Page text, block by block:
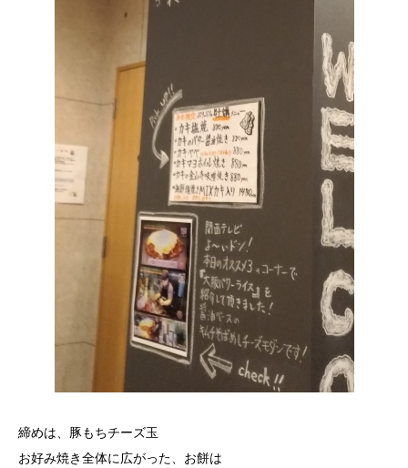
締めは、豚もちチーズ玉
お好み焼き全体に広がった、お餅は